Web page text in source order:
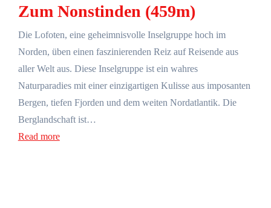
Zum Nonstinden (459m)
Die Lofoten, eine geheimnisvolle Inselgruppe hoch im
Norden, üben einen faszinierenden Reiz auf Reisende aus
aller Welt aus. Diese Inselgruppe ist ein wahres
Naturparadies mit einer einzigartigen Kulisse aus imposanten
Bergen, tiefen Fjorden und dem weiten Nordatlantik. Die
Berglandschaft ist…
Read more